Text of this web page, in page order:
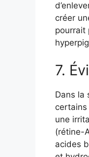
créer
pourrait
7.
Dans la
une
(rétine-
acides